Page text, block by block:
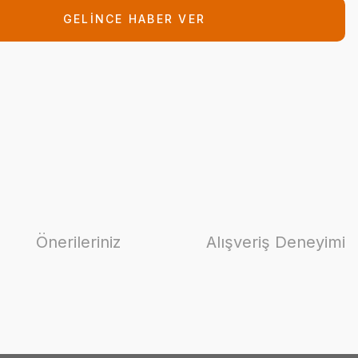
GELİNCE HABER VER
Önerileriniz Alışveriş Deneyimi